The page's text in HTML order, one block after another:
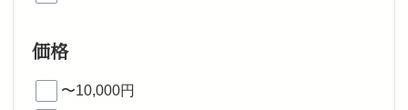
価格
〜10,000円